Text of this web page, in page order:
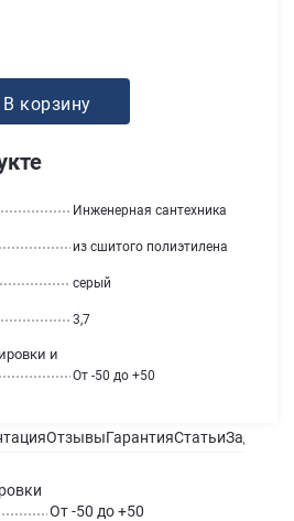
и
От -50 до +50
Инженерная сантехника
из сшитого полиэтилена
серый
3,7
В корзину
ОтзывыГарантияСтатьиЗадать
От -50 до +50